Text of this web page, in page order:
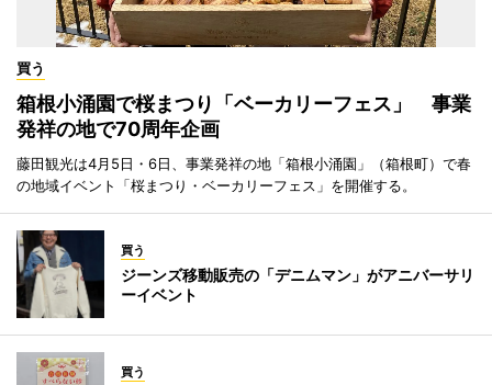
買う
箱根小涌園で桜まつり「ベーカリーフェス」 事業
発祥の地で70周年企画
藤田観光は4月5日・6日、事業発祥の地「箱根小涌園」（箱根町）で春
の地域イベント「桜まつり・ベーカリーフェス」を開催する。
買う
ジーンズ移動販売の「デニムマン」がアニバーサリ
ーイベント
買う